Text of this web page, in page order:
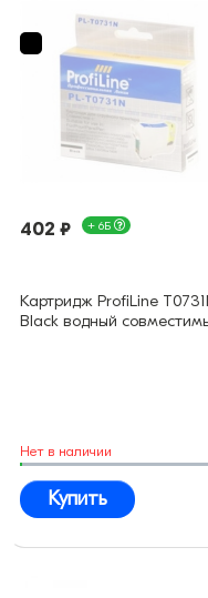
402 ₽ + 6Б
Картридж ProfiLine
Black водный
Нет в наличии
Купить